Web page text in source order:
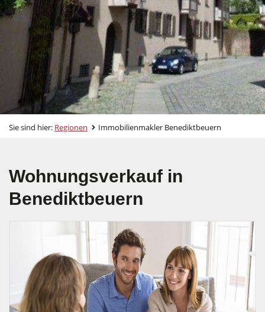
Sie sind hier: Regionen Immobilienmakler Benediktbeuern
Wohnungsverkauf in
Benediktbeuern